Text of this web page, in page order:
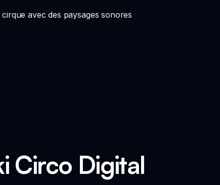
avec des paysages sonores
Circo Digital